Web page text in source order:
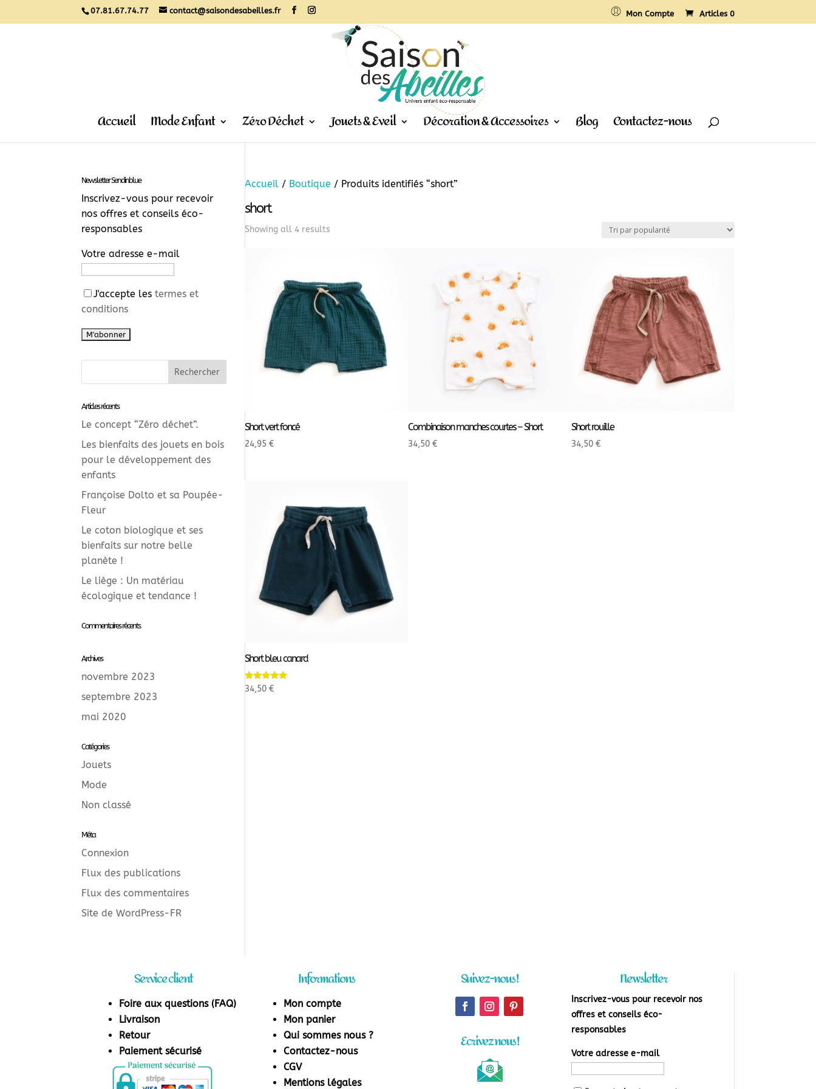
07.81.67.74.77 contact@saisondesabeilles.fr Mon Compte Articles 0
Accueil Mode Enfant Zéro Déchet Jouets & Eveil Décoration & Accessoires Blog Contactez-nous
Accueil / Boutique / Produits identifiés “short”
short
Showing all 4 results
Short vert foncé
24,95€
Combinaison manches courtes – Short
34,50 €
Short rouille
34,50 €
Short bleu canard
Note
5.00
34,50€
Newsletter Sendinblue
Inscrivez-vous pour recevoir
nos offres et conseils éco-
responsables
Votre adresse e-mail
J'accepte lestermes et
conditions
Articles récents
Le concept “Zéro déchet”.
Les bienfaits des jouets en bois
pour le développement des
enfants
Françoise Dolto et sa Poupée-
Fleur
Le coton biologique et ses
bienfaits sur notre belle
planète !
Le liège : Un matériau
écologique et tendance !
Commentaires récents
Archives
novembre 2023
septembre 2023
mai 2020
Catégories
Jouets
Mode
Non classé
Méta
Connexion
Flux des publications
Flux des commentaires
Site de WordPress-FR
Service client
Foire aux questions (FAQ)
Livraison
Retour
Paiement sécurisé
Informations
Mon compte
Mon panier
Qui sommes nous ?
Contactez-nous
CGV
Mentions légales
Suivez-nous !
Ecrivez nous !
Newsletter
Inscrivez-vous pour recevoir nos
offres et conseils éco-
responsables
Votre adresse e-mail